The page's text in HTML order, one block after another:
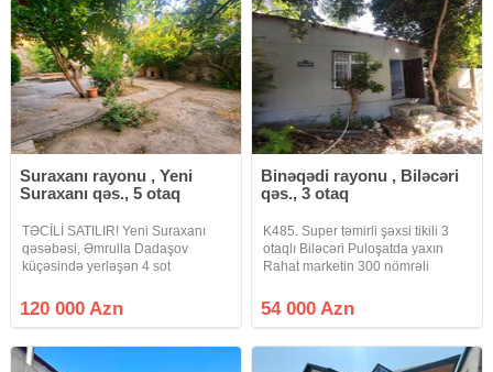
Suraxanı rayonu , Yeni
Suraxanı qəs., 5 otaq
TƏCİLİ SATILIR! Yeni Suraxanı
qəsəbəsi, Əmrulla Dadaşov
küçəsində yerləşən 4 sot
satılır. Həyətdə 2 ayrı ev
mövcuddur. Bütün kommunal
Ev 89 nömrəli
120 000 Azn
Binəqədi rayonu , Biləcəri
qəs., 3 otaq
K485. Super təmirli şəxsi tikili 3
otaqlı Biləcəri Puloşatda yaxın
Rahat marketin 300 nömrəli
olan ev təcli satlır qiymətdə
razılaşmaq olar isdənlən vaxt
54 000 Azn